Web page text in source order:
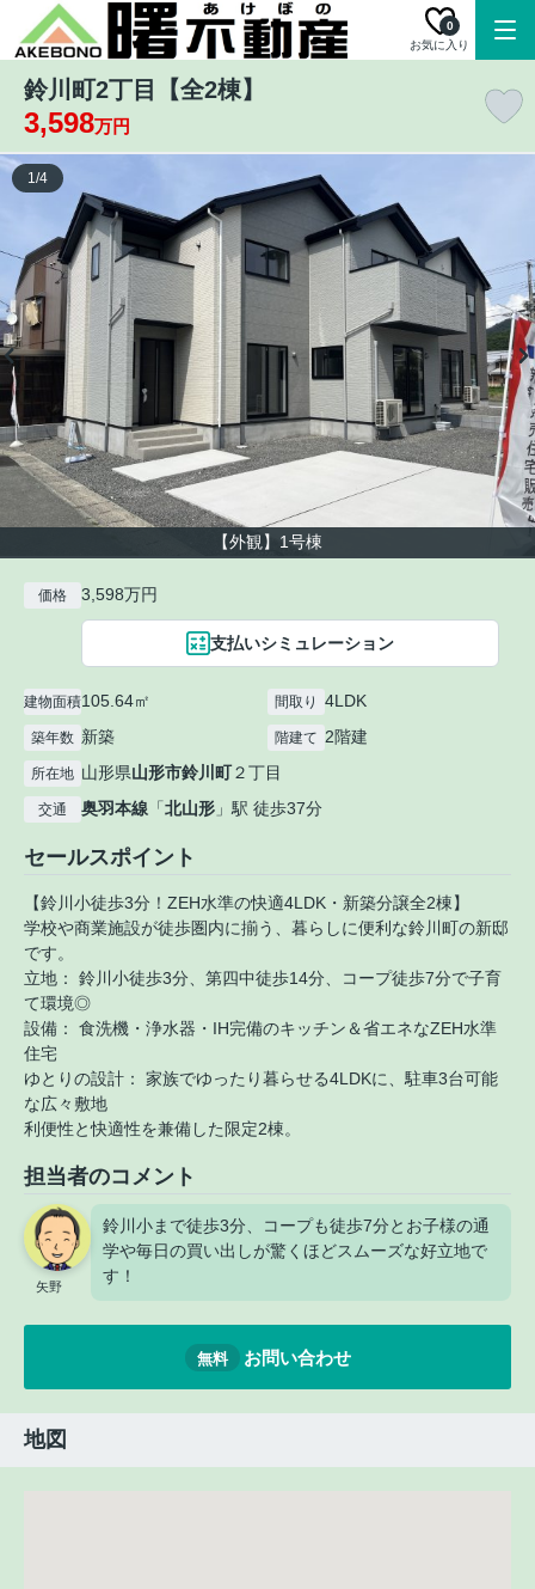
お気に入り
0
鈴川町2丁目【全2棟】
3,598万円
【外観】1号棟
1/4
価格 3,598万円
支払いシミュレーション
建物面積105.64㎡ 間取り 4LDK
築年数 新築 階建て 2階建
所在地 山形県山形市鈴川町２丁目
交通 奥羽本線 「北山形 」駅 徒歩37分
セールスポイント
【鈴川小徒歩3分！ZEH水準の快適4LDK・新築分譲全2棟】
学校や商業施設が徒歩圏内に揃う、暮らしに便利な鈴川町の新邸
です。
立地： 鈴川小徒歩3分、第四中徒歩14分、コープ徒歩7分で子育
て環境◎
設備： 食洗機・浄水器・IH完備のキッチン＆省エネなZEH水準
住宅
ゆとりの設計： 家族でゆったり暮らせる4LDKに、駐車3台可能
な広々敷地
利便性と快適性を兼備した限定2棟。
担当者のコメント
矢野
鈴川小まで徒歩3分、コープも徒歩7分とお子様の通
学や毎日の買い出しが驚くほどスムーズな好立地で
す！
無料 お問い合わせ
地図